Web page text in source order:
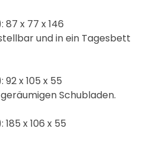
87 x 77 x 146
und in ein Tagesbett
x 105 x 55
Schubladen.
x 106 x 55